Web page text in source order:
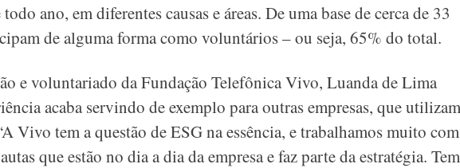
ano, em diferentes causas e áreas. De uma base de cerca de 33
de alguma forma como voluntários – ou seja, 65% do total.
e voluntariado da Fundação Telefônica Vivo, Luanda de Lima
acaba servindo de exemplo para outras empresas, que
Vivo tem a questão de ESG na essência, e trabalhamos muito com
que estão no dia a dia da empresa e faz parte da estratégia. Tem